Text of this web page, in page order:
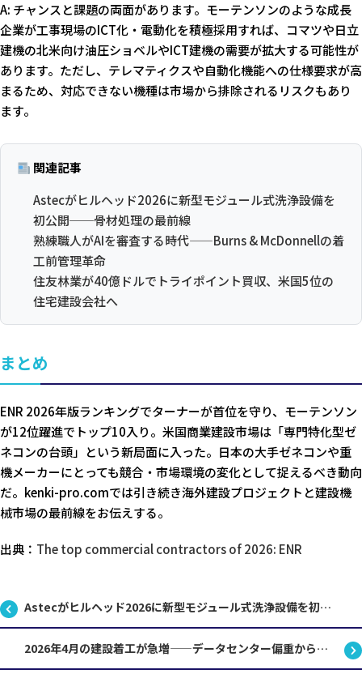
A: チャンスと課題の両面があります。モーテンソンのような成長
企業が工事現場のICT化・電動化を積極採用すれば、コマツや日立
建機の北米向け油圧ショベルやICT建機の需要が拡大する可能性が
あります。ただし、テレマティクスや自動化機能への仕様要求が高
まるため、対応できない機種は市場から排除されるリスクもあり
ます。
関連記事
Astecがヒルヘッド2026に新型モジュール式洗浄設備を
初公開──骨材処理の最前線
熟練職人がAIを審査する時代——Burns & McDonnellの着
工前管理革命
住友林業が40億ドルでトライポイント買収、米国5位の
住宅建設会社へ
まとめ
ENR 2026年版ランキングでターナーが首位を守り、モーテンソン
が12位躍進でトップ10入り。米国商業建設市場は「専門特化型ゼ
ネコンの台頭」という新局面に入った。日本の大手ゼネコンや重
機メーカーにとっても競合・市場環境の変化として捉えるべき動向
だ。kenki-pro.comでは引き続き海外建設プロジェクトと建設機
械市場の最前線をお伝えする。
出典： The top commercial contractors of 2026: ENR
Astecがヒルヘッド2026に新型モジュール式洗浄設備を初公開──骨材処理の最前線
2026年4月の建設着工が急増——データセンター偏重から脱した米国建設市場の実態